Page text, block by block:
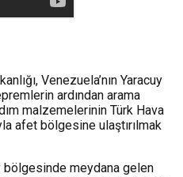
Venezuela’nın Yaracuy
ardından arama
malzemelerinin Türk Hava
afet bölgesine ulaştırılmak
bölgesinde meydana gelen